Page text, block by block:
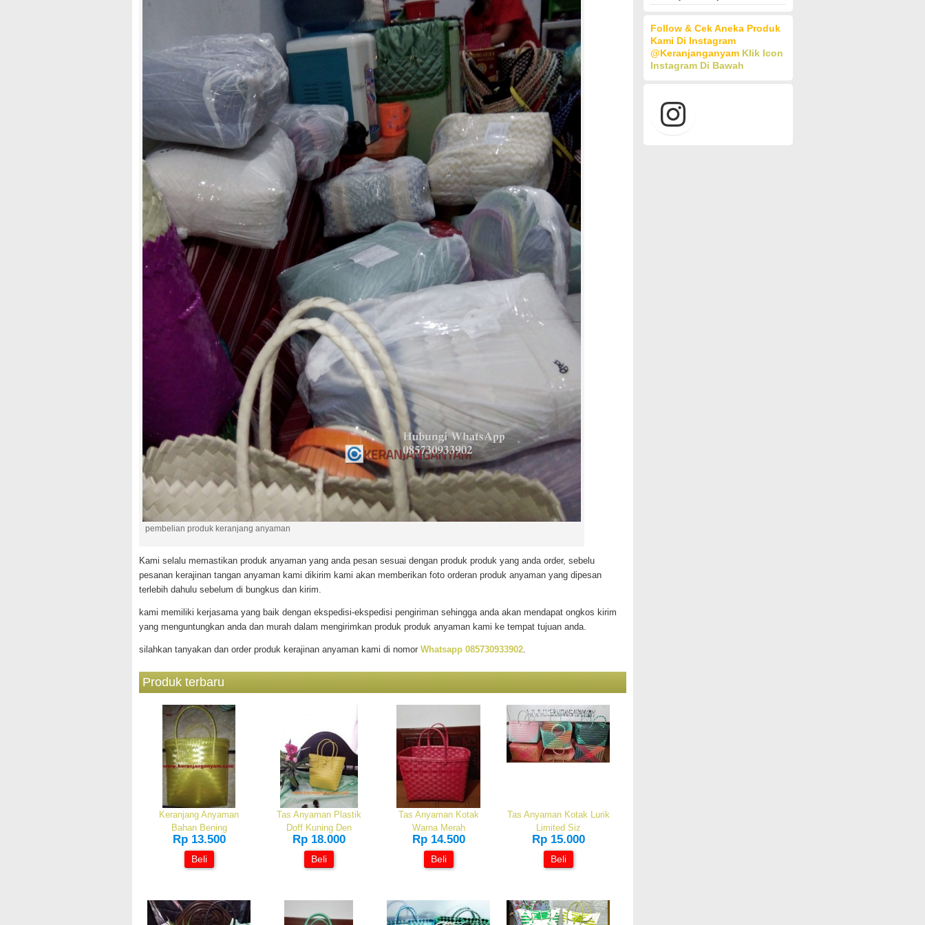
pembelian produk keranjang anyaman
Kami selalu memastikan produk anyaman yang anda pesan sesuai dengan produk produk yang anda order, sebelu
pesanan kerajinan tangan anyaman kami dikirim kami akan memberikan foto orderan produk anyaman yang dipesan
terlebih dahulu sebelum di bungkus dan kirim.
kami memiliki kerjasama yang baik dengan ekspedisi-ekspedisi pengiriman sehingga anda akan mendapat ongkos kirim
yang menguntungkan anda dan murah dalam mengirimkan produk produk anyaman kami ke tempat tujuan anda.
silahkan tanyakan dan order produk kerajinan anyaman kami di nomor Whatsapp 085730933902.
Produk terbaru
Keranjang Anyaman
Bahan Bening
Rp 13.500
Beli
Tas Anyaman Plastik
Doff Kuning Den
Rp 18.000
Beli
Tas Anyaman Kotak
Warna Merah
Rp 14.500
Beli
Tas Anyaman Kotak Lurik
Limited Siz
Rp 15.000
Beli
Follow & Cek Aneka Produk
Kami Di Instagram
@keranjanganyam Klik Icon
Instagram Di Bawah